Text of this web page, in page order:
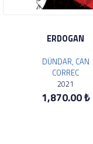
ERDOGAN
DÜNDAR, CAN
CORREC
2021
1,870.00 ₺